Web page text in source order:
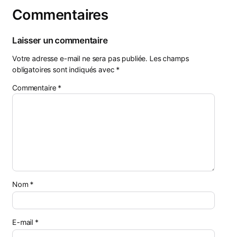
Commentaires
Laisser un commentaire
Votre adresse e-mail ne sera pas publiée. Les champs
obligatoires sont indiqués avec *
Commentaire *
Nom *
E-mail *